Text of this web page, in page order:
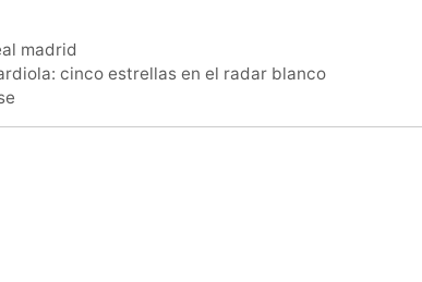
madrid
cinco estrellas en el radar blanco